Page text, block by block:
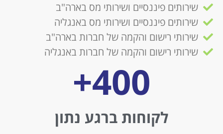
שירותים פיננסיים ושירותי מס בארה"ב
שירותים פיננסיים ושירותי מס באנגליה
שירותי רישום והקמה של חברות בארה"ב
שירותי רישום והקמה של חברות באנגליה
לקוחות ברגע נתון
400
+